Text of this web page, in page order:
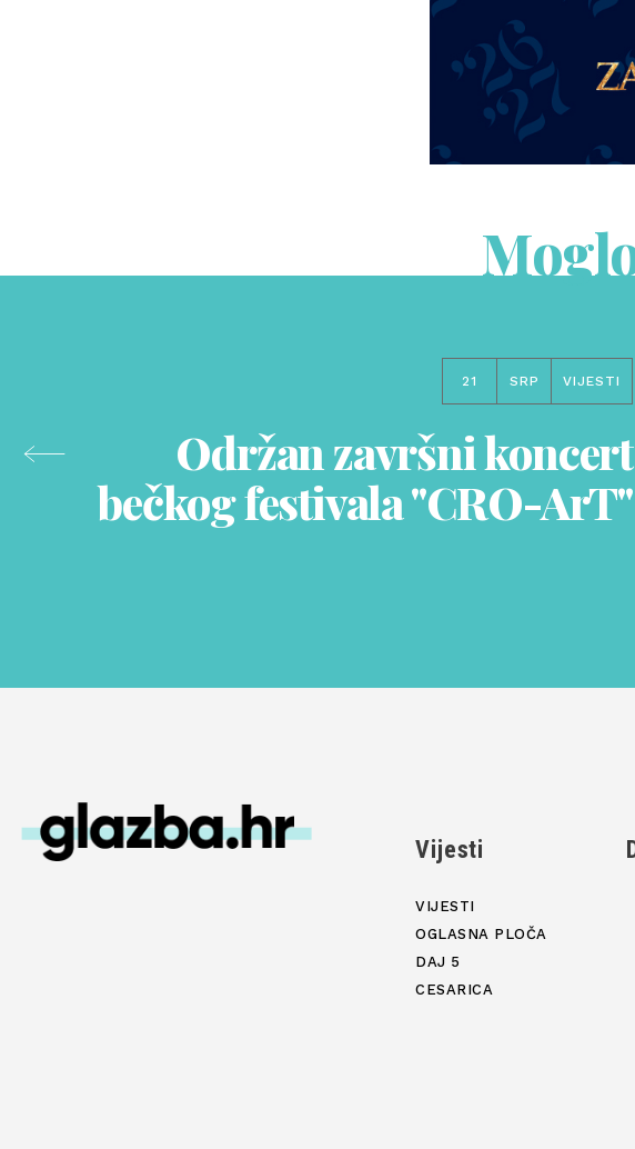
21 SRP VIJESTI
Održan završni koncert
bečkog festivala "CRO-ArT"
Vijesti
VIJESTI
OGLASNA PLOČA
DAJ 5
CESARICA